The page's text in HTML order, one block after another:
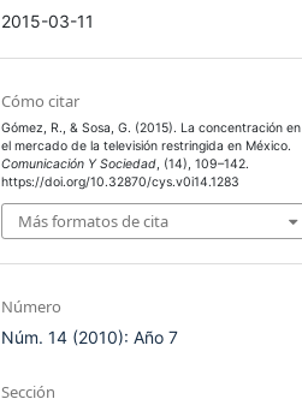
2015-03-11
Cómo citar
Gómez, R., & Sosa, G. (2015). La concentración en
el mercado de la televisión restringida en México.
Comunicación Y Sociedad, (14), 109–142.
https://doi.org/10.32870/cys.v0i14.1283
Más formatos de cita
Número
Núm. 14 (2010): Año 7
Sección